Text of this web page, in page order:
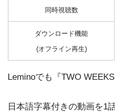
同時視聴数
ダウンロード機能
(オフライン再生)
Leminoでも『TWO WEEKS
日本語字幕付きの動画を1